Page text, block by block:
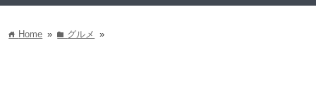
home Home » folder グルメ »